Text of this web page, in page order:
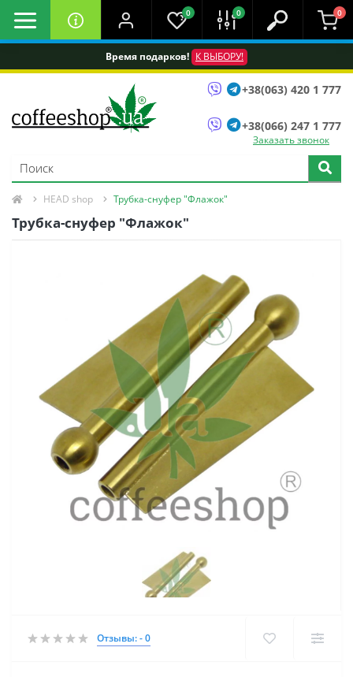
Время подарков! К ВЫБОРУ!
0 0 0
+38(063) 420 1 777
+38(066) 247 1 777
Заказать звонок
HEAD shop Трубка-снуфер "Флажок"
Трубка-снуфер "Флажок"
Отзывы: - 0